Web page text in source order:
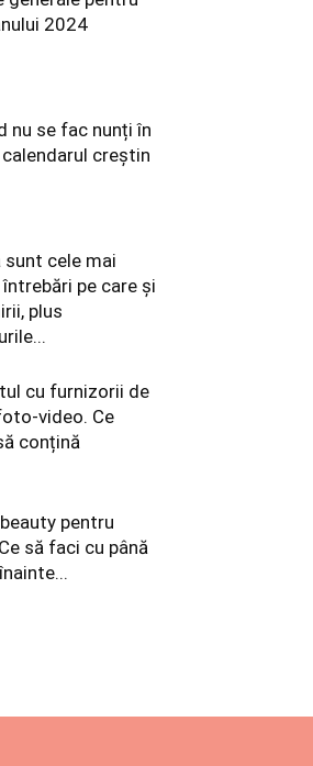
2024
nu se fac nunți în
creștin
cele mai
pe care și
plus
cu furnizorii de
video. Ce
conțină
pentru
să faci cu până